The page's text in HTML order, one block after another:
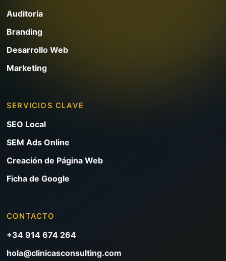
Auditoría
Branding
Desarrollo Web
Marketing
SERVICIOS CLAVE
SEO Local
SEM Ads Online
Creación de Página Web
Ficha de Google
CONTACTO
+34 914 674 264
hola@clinicasconsulting.com